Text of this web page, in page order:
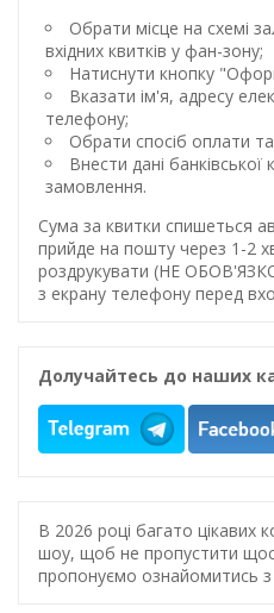
Обрати місце на схемі
вхідних квитків у фан-зону;
Натиснути кнопку
Вказати ім'я, адресу
телефону;
Обрати спосіб оплати
Внести дані банківської
замовлення.
Сума за квитки спишеться
прийде на пошту через 1-2
роздрукувати (НЕ
з екрану телефону перед
Долучайтесь до наших
В 2026 році багато цікавих
шоу, щоб не пропустити
пропонуємо ознайомитись